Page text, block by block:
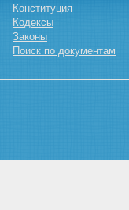
Конституция
Кодексы
Законы
Поиск по документам